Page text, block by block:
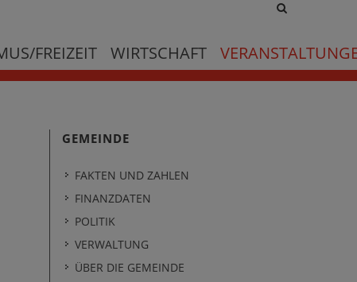
FREIZEIT WIRTSCHAFT
Site
GEMEINDE
FAKTEN UND ZAHLEN
FINANZDATEN
POLITIK
VERWALTUNG
ÜBER DIE GEMEINDE